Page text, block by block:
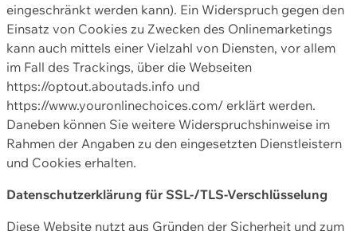
eingeschränkt werden kann). Ein Widerspruch gegen den
Einsatz von Cookies zu Zwecken des Onlinemarketings
kann auch mittels einer Vielzahl von Diensten, vor allem
im Fall des Trackings, über die Webseiten
https://optout.aboutads.info und
https://www.youronlinechoices.com/ erklärt werden.
Daneben können Sie weitere Widerspruchshinweise im
Rahmen der Angaben zu den eingesetzten Dienstleistern
und Cookies erhalten.
Datenschutzerklärung für SSL-/TLS-Verschlüsselung
Diese Website nutzt aus Gründen der Sicherheit und zum